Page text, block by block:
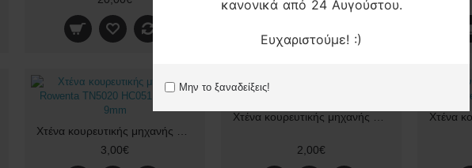
κανονικά από 24 Αυγούστου.
Ευχαριστούμε! :)
Μην το ξαναδείξεις!
3,00€
2,00€